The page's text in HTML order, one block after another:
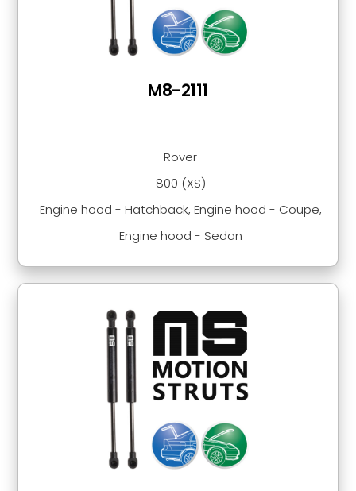
Rover
800 (XS)
Engine hood - Hatchback, Engine hood - Coupe,
Engine hood - Sedan
M8-2111